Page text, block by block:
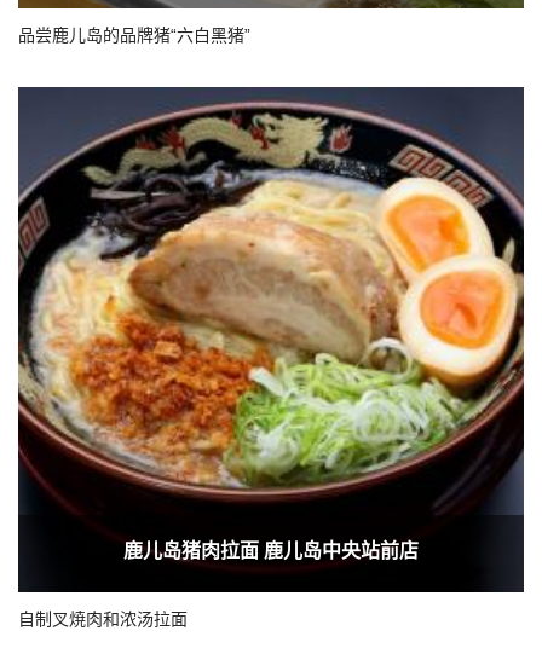
品尝鹿儿岛的品牌猪“六白黑猪”
鹿儿岛猪肉拉面 鹿儿岛中央站前店
自制叉焼肉和浓汤拉面